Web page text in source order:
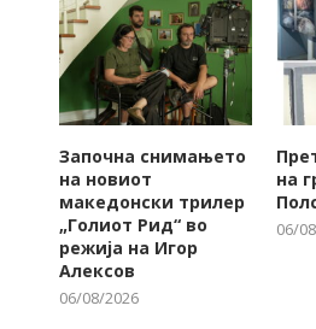
„Вокален и пијанистички
огномет“ за роденденот на
„Охридско...
Започна снимањето
на новиот
македонски трилер
„Голиот Рид“ во
режија на Игор
Алексов
06/08/2026
на
06/